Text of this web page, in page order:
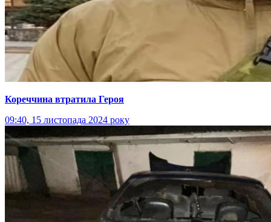
Кореччина втратила Героя
09:40, 15 листопада 2024 року